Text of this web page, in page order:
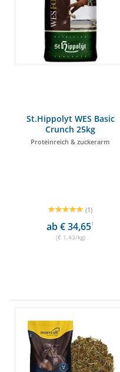
St.Hippolyt WES Basic
Crunch 25kg
Proteinreich & zuckerarm
(1)
ab € 34,651
(€ 1,43/kg)